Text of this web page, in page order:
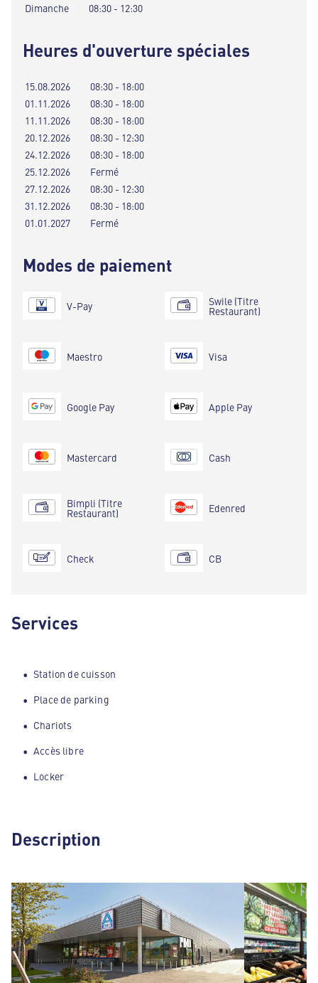
Dimanche
08:30 - 12:30
Heures d'ouverture spéciales
15.08.2026
08:30 - 18:00
01.11.2026
08:30 - 18:00
11.11.2026
08:30 - 18:00
20.12.2026
08:30 - 12:30
24.12.2026
08:30 - 18:00
25.12.2026
Fermé
27.12.2026
08:30 - 12:30
31.12.2026
08:30 - 18:00
01.01.2027
Fermé
Modes de paiement
V-Pay
Maestro
Google Pay
Mastercard
Bimpli (Titre
Restaurant)
Check
Swile (Titre
Restaurant)
Visa
Apple Pay
Cash
Edenred
CB
Services
Station de cuisson
Place de parking
Chariots
Accès libre
Locker
Description